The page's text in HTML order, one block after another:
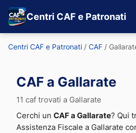
Centri CAF e Patronati
Centri CAF e Patronati / CAF /
CAF a Gallarate
11 caf trovati a Gallarate
Cerchi un CAF a Gallarate? Qui
Assistenza Fiscale a Gallarate